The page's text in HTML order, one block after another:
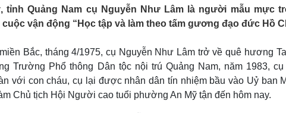
phòng
Thể thao
Bóng đá
Thế giới thể thao
eSports
Hậu trường
Ô tô - Xe máy
Ô tô
Tư vấn
Văn hóa
Giải trí
tỉnh Quảng Nam cụ Nguyễn Như Lâm là người mẫu mực
vận động “Học tập và làm theo tấm gương đạo đức Hồ
Bắc, tháng 4/1975, cụ Nguyễn Như Lâm trở về quê hương
Trường Phổ thông Dân tộc nội trú Quảng Nam, năm 1983,
với con cháu, cụ lại được nhân dân tín nhiệm bầu vào Uỷ ban
Chủ tịch Hội Người cao tuổi phường An Mỹ tận đến hôm nay.